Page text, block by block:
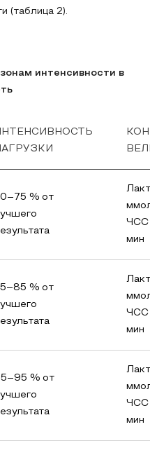
(таблица 2).
интенсивности в
% от
ЧСС
мин
% от
ЧСС
мин
% от
ЧСС
мин